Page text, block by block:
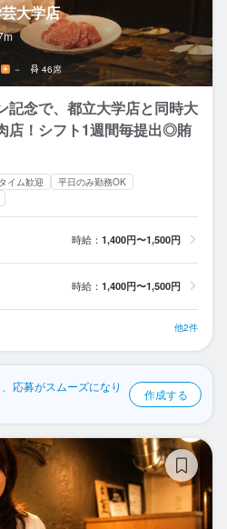
大学店
－ 46席
記念で、都立大学店と同時大
店！シフト1週間毎提出◎賄
イム歓迎
平日のみ勤務OK
時給： 1,400円〜1,500円
時給： 1,400円〜1,500円
他2件
応募がスムーズになり
作成する